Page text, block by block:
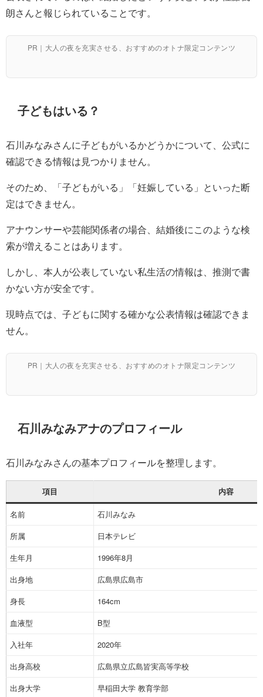
朗さんと報じられていることです。
PR｜大人の夜を充実させる、おすすめのオトナ限定コンテンツ
子どもはいる？
石川みなみさんに子どもがいるかどうかについて、公式に
確認できる情報は見つかりません。
そのため、「子どもがいる」「妊娠している」といった断
定はできません。
アナウンサーや芸能関係者の場合、結婚後にこのような検
索が増えることはあります。
しかし、本人が公表していない私生活の情報は、推測で書
かない方が安全です。
現時点では、子どもに関する確かな公表情報は確認できま
せん。
PR｜大人の夜を充実させる、おすすめのオトナ限定コンテンツ
石川みなみアナのプロフィール
石川みなみさんの基本プロフィールを整理します。
項目 内容
名前
石川みなみ
所属
日本テレビ
生年月
1996年8月
出身地
広島県広島市
身長
164cm
血液型
B型
入社年
2020年
出身高校
広島県立広島皆実高等学校
出身大学
早稲田大学 教育学部